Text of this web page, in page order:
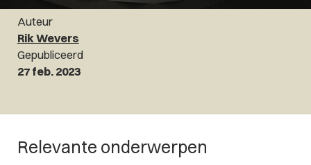
Auteur
Rik Wevers
Gepubliceerd
27 feb. 2023
Relevante onderwerpen